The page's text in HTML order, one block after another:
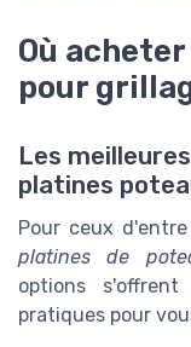
Où
pour
Les
platines
Pour ceux
platines de
options
pratiques pour